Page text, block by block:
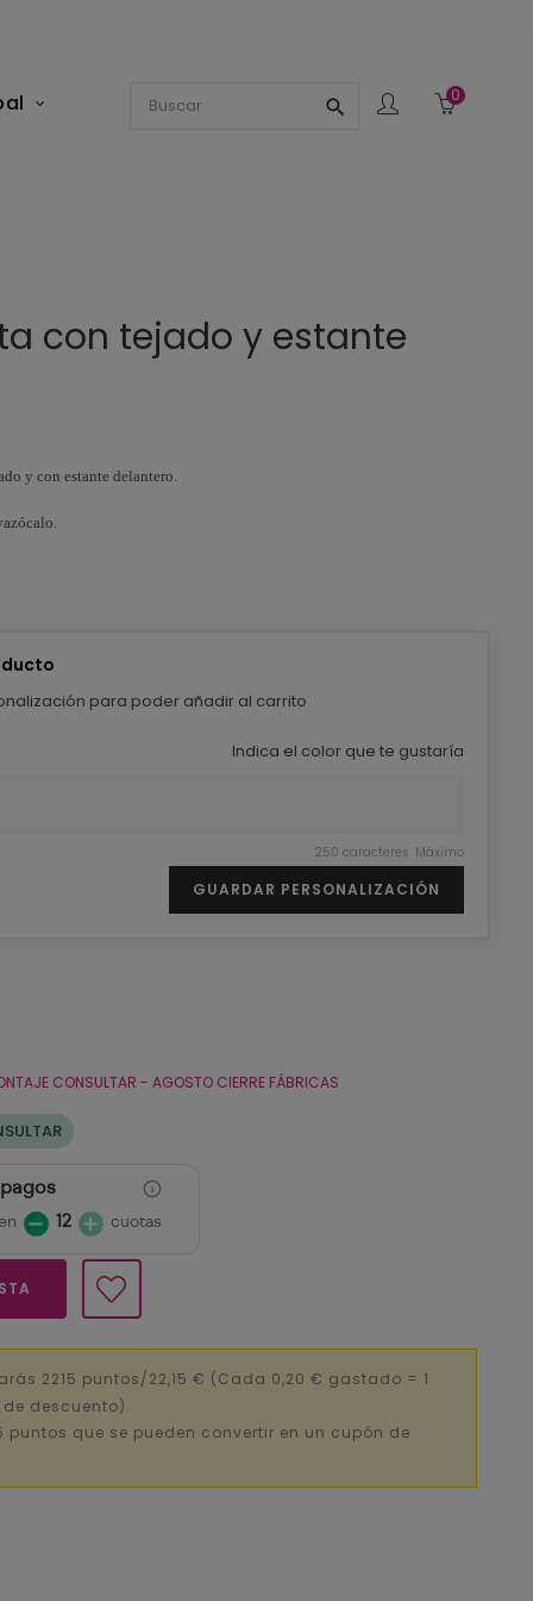
search
0
con tejado y estante
y con estante delantero.
para poder añadir al carrito
Indica el color que te gustaría
250 caracteres. Máximo
GUARDAR PERSONALIZACIÓN
CONSULTAR - AGOSTO CIERRE FÁBRICAS
12 cuotas
2215 puntos/22,15 € (Cada 0,20 € gastado = 1
de descuento).
puntos que se pueden convertir en un cupón de